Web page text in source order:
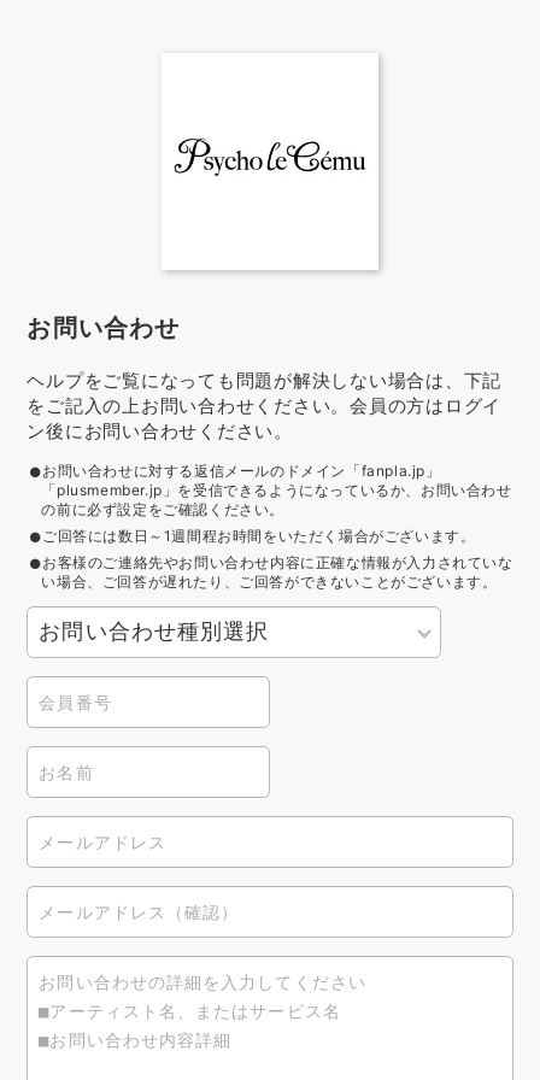
お問い合わせ
ヘルプをご覧になっても問題が解決しない場合は、下記
をご記入の上お問い合わせください。会員の方はログイ
ン後にお問い合わせください。
お問い合わせに対する返信メールのドメイン「fanpla.jp」
「plusmember.jp」を受信できるようになっているか、お問い合わせ
の前に必ず設定をご確認ください。
ご回答には数日～1週間程お時間をいただく場合がございます。
お客様のご連絡先やお問い合わせ内容に正確な情報が入力されていな
い場合、ご回答が遅れたり、ご回答ができないことがございます。